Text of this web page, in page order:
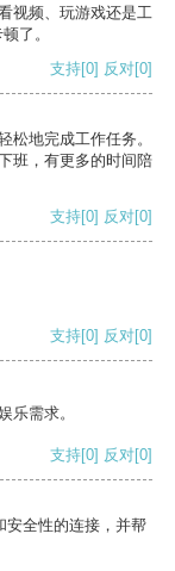
视频、玩游戏还是工
了。
支持[0] 反对[0]
松地完成工作任务。
班，有更多的时间陪
支持[0] 反对[0]
支持[0] 反对[0]
乐需求。
支持[0] 反对[0]
安全性的连接，并帮